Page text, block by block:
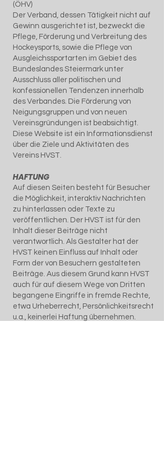
(ÖHV)
Der Verband, dessen Tätigkeit nicht auf
Gewinn ausgerichtet ist, bezweckt die
Pflege, Förderung und Verbreitung des
Hockeysports, sowie die Pflege von
Ausgleichssportarten im Gebiet des
Bundeslandes Steiermark unter
Ausschluss aller politischen und
konfessionellen Tendenzen innerhalb
des Verbandes. Die Förderung von
Neigungsgruppen und von neuen
Vereinsgründungen ist beabsichtigt.
Diese Website ist ein Informationsdienst
über die Ziele und Aktivitäten des
Vereins HVST.
HAFTUNG
Auf diesen Seiten besteht für Besucher
die Möglichkeit, interaktiv Nachrichten
zu hinterlassen oder Texte zu
veröffentlichen. Der HVST ist für den
Inhalt dieser Beiträge nicht
verantwortlich. Als Gestalter hat der
HVST keinen Einfluss auf Inhalt oder
Form der von Besuchern gestalteten
Beiträge. Aus diesem Grund kann HVST
auch für auf diesem Wege von Dritten
begangene Eingriffe in fremde Rechte,
etwa Urheberrecht, Persönlichkeitsrecht
u.a., keinerlei Haftung übernehmen.